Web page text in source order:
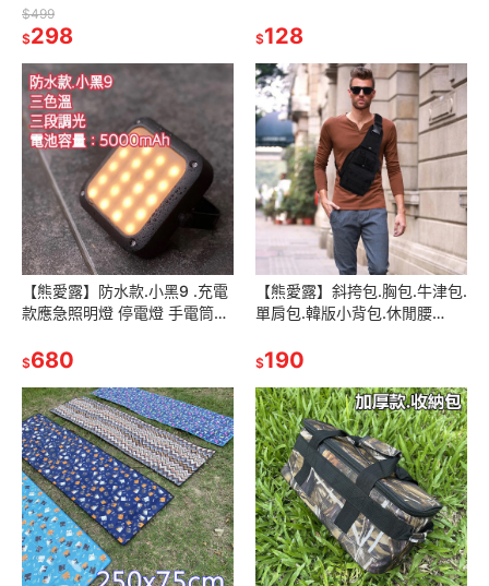
陶瓷保溫瓶 保溫杯 陶瓷咖啡杯
康納斯
$499
$298
風輕薄.易收納旅遊露營野餐
$128
【熊愛露】防水款.小黑9 .充電
款應急照明燈 停電燈 手電筒
野營燈 照明燈.擺攤燈
$680
【熊愛露】斜挎包.胸包.牛津包.
單肩包.韓版小背包.休閒腰
包 男女運動側肩包
$190